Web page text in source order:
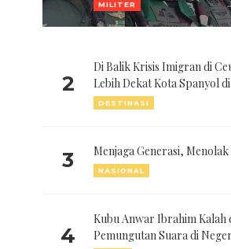
MILITER
2
Di Balik Krisis Imigran di
Lebih Dekat Kota Spanyol
DESTINASI
3 Menjaga Generasi,
NASIONAL
4
Kubu Anwar Ibrahim Kalah
Pemungutan Suara di